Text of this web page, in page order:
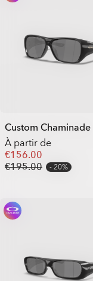
Custom Chaminade
À partir de
€156.00
€195.00
20%